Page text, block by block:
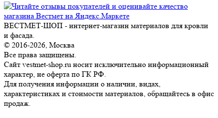
ВЕСТМЕТ-ШОП - интернет-магазин материалов для кровли
и фасада.
© 2016-2026, Москва
Все права защищены.
Сайт vestmet-shop.ru носит исключительно информационный
характер, не оферта по ГК РФ.
Для получения информации о наличии, видах,
характеристиках и стоимости материалов, обращайтесь в офис
продаж.